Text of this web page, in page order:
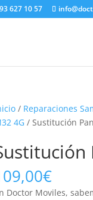
93 627 10 57
/ Reparaciones
4G / Sustitución
€
Doctor Moviles,